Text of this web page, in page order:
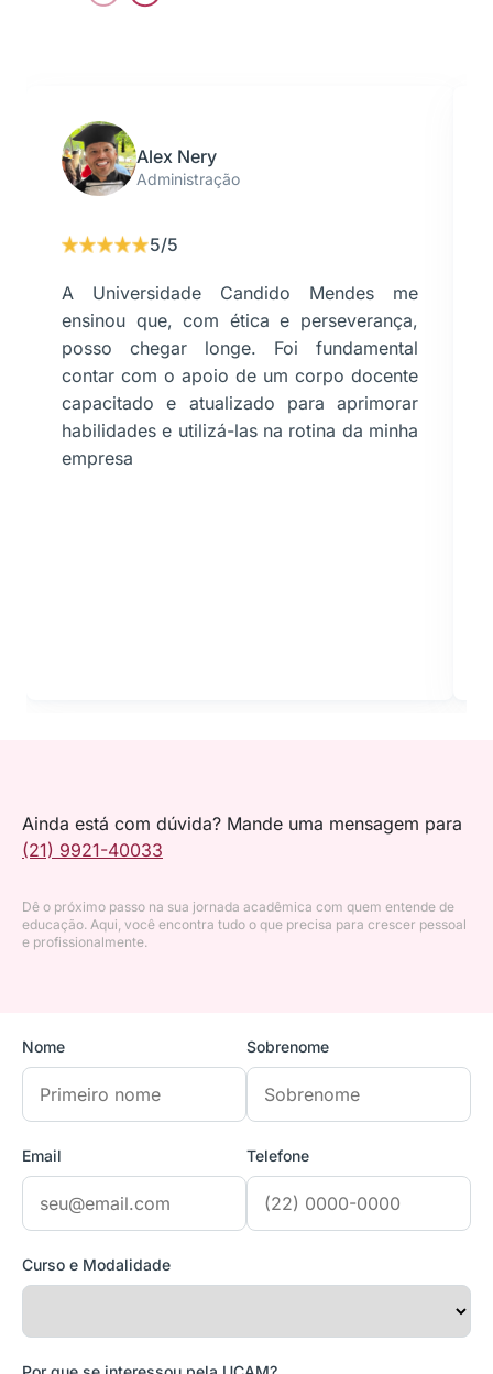
Alex Nery
Administração
5/5
A Universidade Candido Mendes me
ensinou que, com ética e perseverança,
posso chegar longe. Foi fundamental
contar com o apoio de um corpo docente
capacitado e atualizado para aprimorar
habilidades e utilizá-las na rotina da minha
empresa
Ainda está com dúvida? Mande uma mensagem para
(21) 9921-40033
Dê o próximo passo na sua jornada acadêmica com quem entende de
educação. Aqui, você encontra tudo o que precisa para crescer pessoal
e profissionalmente.
Nome Sobrenome
Email Telefone
Curso e Modalidade